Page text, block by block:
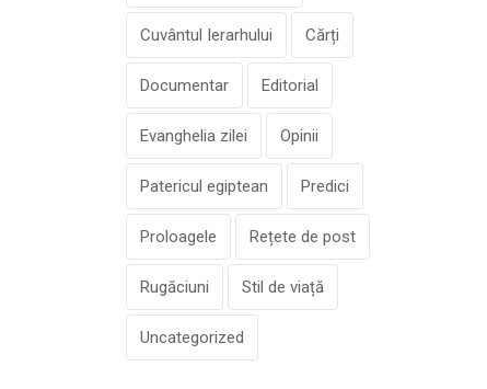
Cuvântul Ierarhului Cărți
Documentar Editorial
Evanghelia zilei Opinii
Patericul egiptean Predici
Proloagele Rețete de post
Rugăciuni Stil de viață
Uncategorized